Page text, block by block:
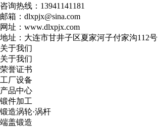
咨询热线：13941141181
邮箱：dlxpjx@sina.com
网址：www.dlxpjx.com
地址：大连市甘井子区夏家河子付家沟112号
关于我们
关于我们
荣誉证书
工厂设备
产品中心
锻件加工
锻造涡轮·涡杆
端盖锻造